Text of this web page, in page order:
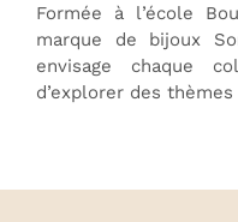
Formée à l’école
marque de bijoux
envisage chaque
d’explorer des thèmes